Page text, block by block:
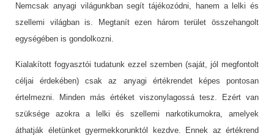
Nemcsak anyagi világunkban segít tájékozódni, hanem a lelki és
szellemi világban is. Megtanít ezen három terület összehangolt
egységében is gondolkozni.
Kialakított fogyasztói tudatunk ezzel szemben (saját, jól megfontolt
céljai érdekében) csak az anyagi értékrendet képes pontosan
értelmezni. Minden más értéket viszonylagossá tesz. Ezért van
szüksége azokra a lelki és szellemi narkotikumokra, amelyek
áthatják életünket gyermekkorunktól kezdve. Ennek az értékrend